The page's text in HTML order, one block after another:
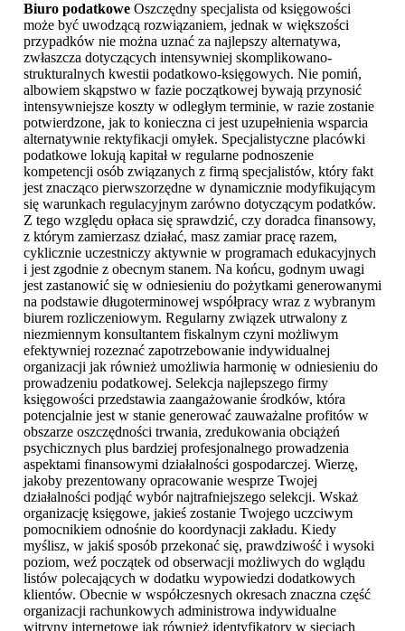
Biuro podatkowe Oszczędny specjalista od księgowości
może być uwodzącą rozwiązaniem, jednak w większości
przypadków nie można uznać za najlepszy alternatywa,
zwłaszcza dotyczących intensywniej skomplikowano-
strukturalnych kwestii podatkowo-księgowych. Nie pomiń,
albowiem skąpstwo w fazie początkowej bywają przynosić
intensywniejsze koszty w odległym terminie, w razie zostanie
potwierdzone, jak to konieczna ci jest uzupełnienia wsparcia
alternatywnie rektyfikacji omyłek. Specjalistyczne placówki
podatkowe lokują kapitał w regularne podnoszenie
kompetencji osób związanych z firmą specjalistów, który fakt
jest znacząco pierwszorzędne w dynamicznie modyfikującym
się warunkach regulacyjnym zarówno dotyczącym podatków.
Z tego względu opłaca się sprawdzić, czy doradca finansowy,
z którym zamierzasz działać, masz zamiar pracę razem,
cyklicznie uczestniczy aktywnie w programach edukacyjnych
i jest zgodnie z obecnym stanem. Na końcu, godnym uwagi
jest zastanowić się w odniesieniu do pożytkami generowanymi
na podstawie długoterminowej współpracy wraz z wybranym
biurem rozliczeniowym. Regularny związek utrwalony z
niezmiennym konsultantem fiskalnym czyni możliwym
efektywniej rozeznać zapotrzebowanie indywidualnej
organizacji jak również umożliwia harmonię w odniesieniu do
prowadzeniu podatkowej. Selekcja najlepszego firmy
księgowości przedstawia zaangażowanie środków, która
potencjalnie jest w stanie generować zauważalne profitów w
obszarze oszczędności trwania, zredukowania obciążeń
psychicznych plus bardziej profesjonalnego prowadzenia
aspektami finansowymi działalności gospodarczej. Wierzę,
jakoby prezentowany opracowanie wesprze Twojej
działalności podjąć wybór najtrafniejszego selekcji. Wskaż
organizację księgowe, jakieś zostanie Twojego uczciwym
pomocnikiem odnośnie do koordynacji zakładu. Kiedy
myślisz, w jakiś sposób przekonać się, prawdziwość i wysoki
poziom, weź początek od obserwacji możliwych do wglądu
listów polecających w dodatku wypowiedzi dodatkowych
klientów. Obecnie w współczesnych okresach znaczna część
organizacji rachunkowych administrowa indywidualne
witryny internetowe jak również identyfikatory w sieciach